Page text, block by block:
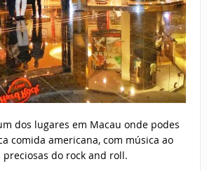
dos lugares em Macau onde podes
comida americana, com música ao
preciosas do rock and roll.